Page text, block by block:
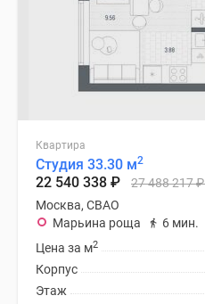
Квартира
Студия 33.30 м2
22 540 338 ₽ 27 488 217₽
Москва, СВАО
Марьина роща
6 мин.
Цена за м2
Корпус
Этаж